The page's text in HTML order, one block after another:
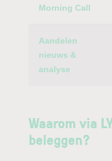
Morning Call
Aandelen
nieuws &
analyse
Waarom via
beleggen?